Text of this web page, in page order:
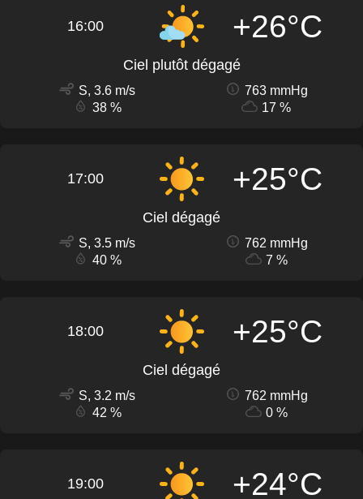
16:00 +26°C
Ciel plutôt dégagé
S, 3.6 m/s
763 mmHg
38 %
17 %
17:00 +25°C
Ciel dégagé
S, 3.5 m/s
762 mmHg
40 %
7 %
18:00 +25°C
Ciel dégagé
S, 3.2 m/s
762 mmHg
42 %
0 %
19:00 +24°C